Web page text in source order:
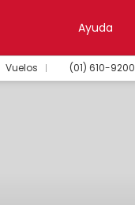
Ayuda
Vuelos (01) 610-9200